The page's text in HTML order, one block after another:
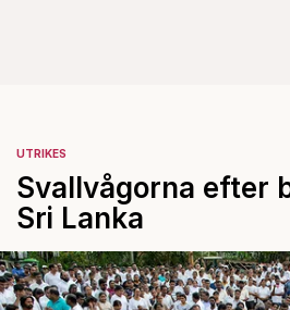
UTRIKES
Svallvågorna efter
Sri Lanka